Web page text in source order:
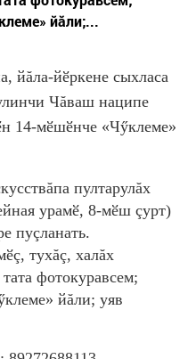
йăли;...
йăла-йӗркене сыхласа
Чăваш наципе
14-мӗшӗнче «Чӳклеме»
пултарулăх
урамӗ, 8-мӗш çурт)
пуçланать.
тухăç, халăх
фотокуравсем;
йăли; уяв